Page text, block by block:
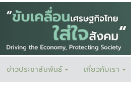
ข่าวประชาสัมพันธ์ เกี่ยวกับเรา